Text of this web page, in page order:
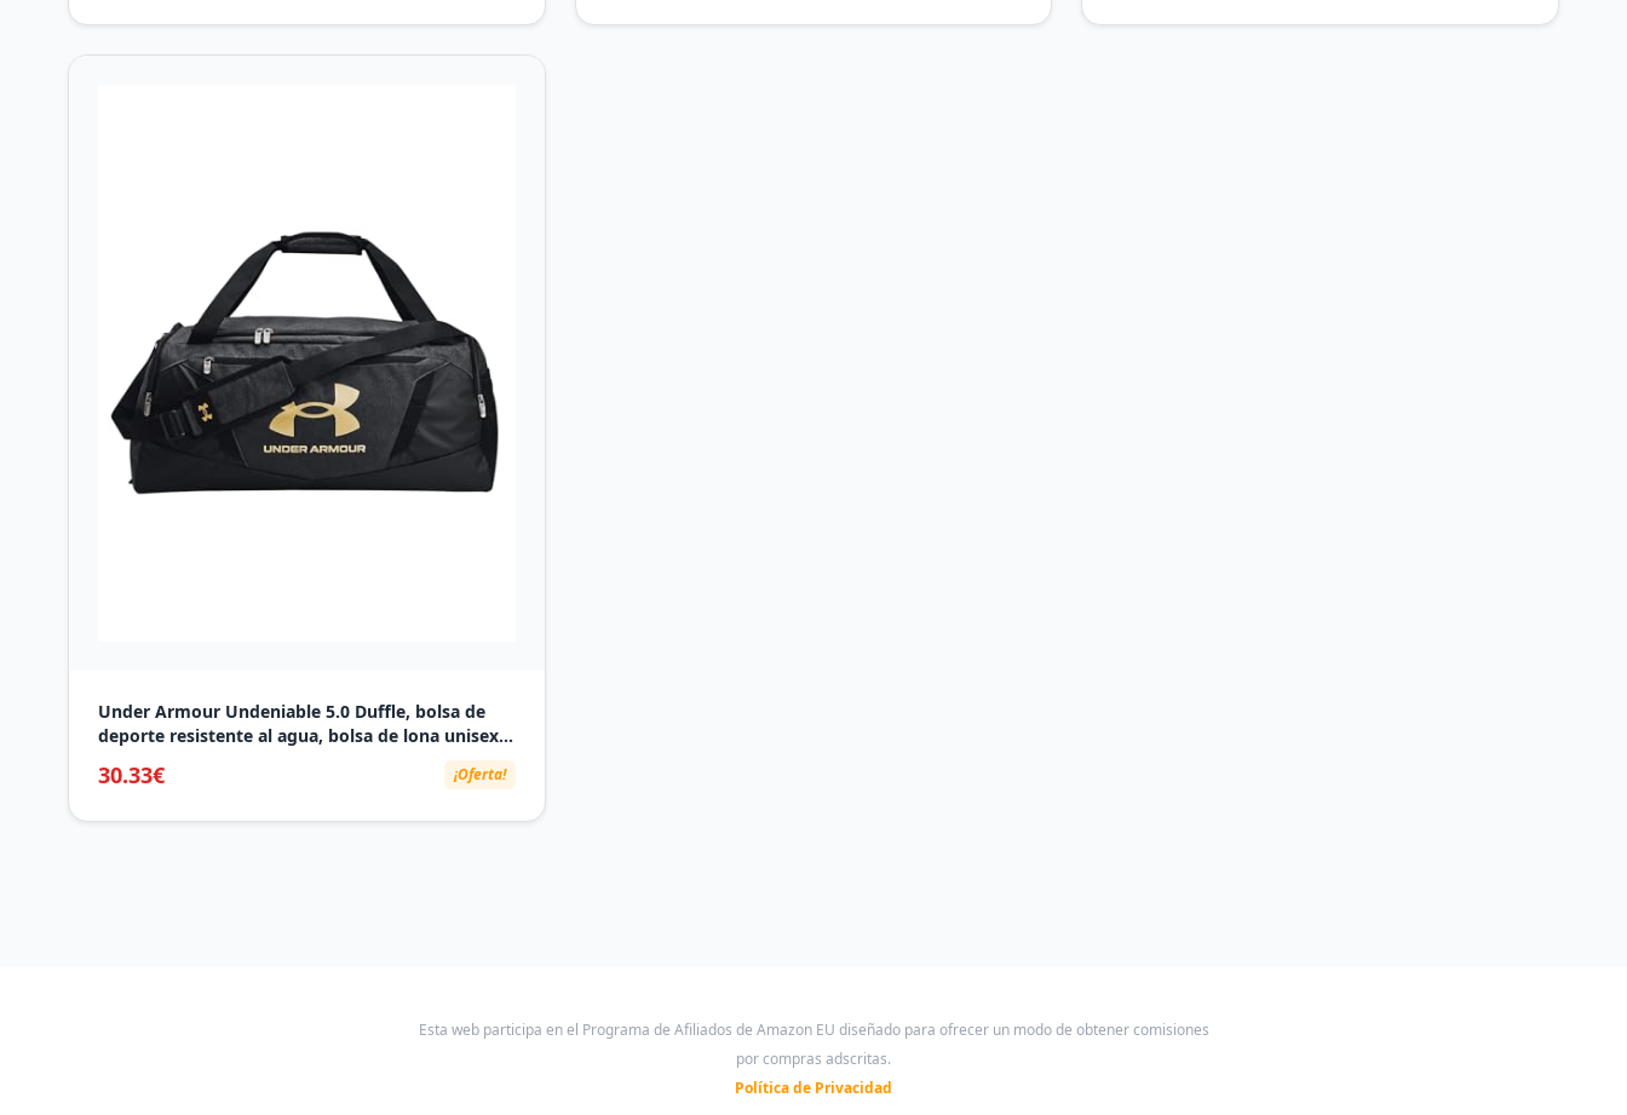
Under Armour Undeniable 5.0 Duffle, bolsa de
deporte resistente al agua, bolsa de lona unisex
30.33€ ¡Oferta!
Esta web participa en el Programa de Afiliados de Amazon EU diseñado para ofrecer un modo de obtener comisiones
por compras adscritas.
Política de Privacidad